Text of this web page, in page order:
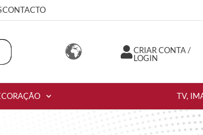
CONTACTO
CRIAR CONTA /
LOGIN
TV,